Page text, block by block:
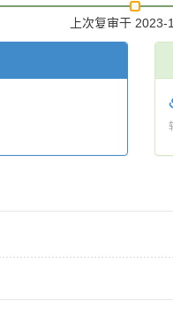
上次复审于 2023-